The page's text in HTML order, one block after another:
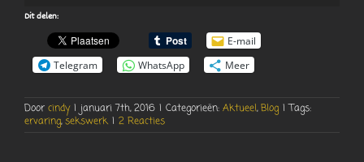
Dit delen:
E-mail
Telegram
WhatsApp Meer
Door cindy | januari 7th, 2016 | Categorieën: Aktueel,Blog | Tags:
ervaring,sekswerk | 2 Reacties